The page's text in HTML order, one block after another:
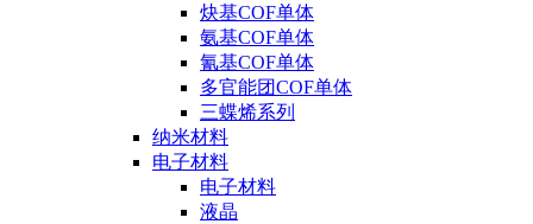
炔基COF单体
氨基COF单体
氰基COF单体
多官能团COF单体
三蝶烯系列
纳米材料
电子材料
电子材料
液晶